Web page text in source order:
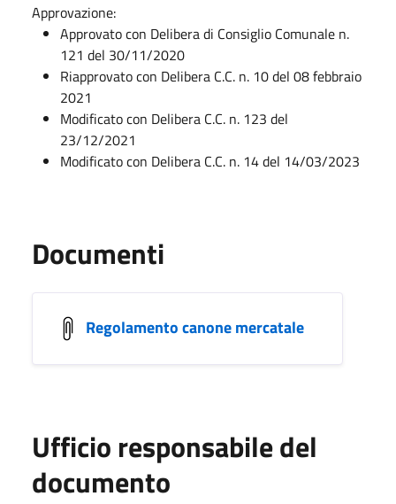
Approvazione:
Approvato con Delibera di Consiglio Comunale n.
121 del 30/11/2020
Riapprovato con Delibera C.C. n. 10 del 08 febbraio
2021
Modificato con Delibera C.C. n. 123 del
23/12/2021
Modificato con Delibera C.C. n. 14 del 14/03/2023
Documenti
Regolamento canone mercatale
Ufficio responsabile del
documento